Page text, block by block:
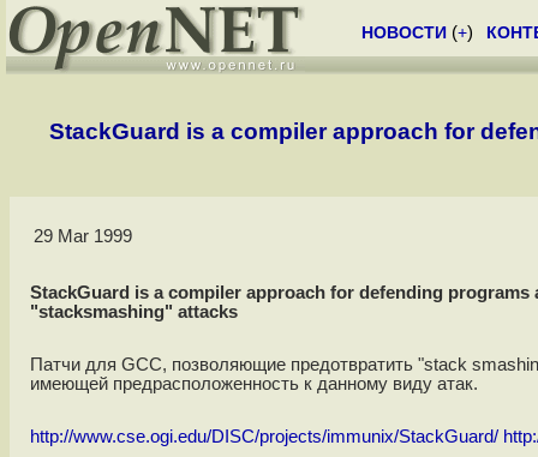
НОВОСТИ (+)
StackGuard is a compiler approach for
29 Mar 1999
StackGuard is a compiler approach for defending programs
"stacksmashing" attacks
Патчи для GCC, позволяющие предотвратить "stack
имеющей предрасположенность к данному виду атак.
http://www.cse.ogi.edu/DISC/projects/immunix/StackGuard/